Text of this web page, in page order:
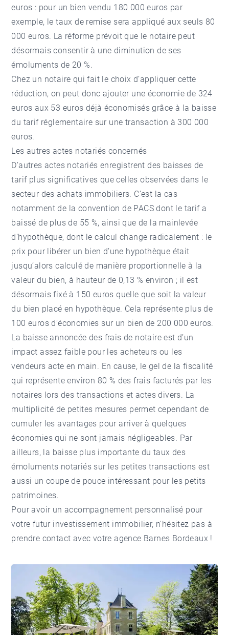
euros : pour un bien vendu 180 000 euros par
exemple, le taux de remise sera appliqué aux seuls 80
000 euros. La réforme prévoit que le notaire peut
désormais consentir à une diminution de ses
émoluments de 20 %.
Chez un notaire qui fait le choix d’appliquer cette
réduction, on peut donc ajouter une économie de 324
euros aux 53 euros déjà économisés grâce à la baisse
du tarif réglementaire sur une transaction à 300 000
euros.
Les autres actes notariés concernés
D’autres actes notariés enregistrent des baisses de
tarif plus significatives que celles observées dans le
secteur des achats immobiliers. C’est la cas
notamment de la convention de PACS dont le tarif a
baissé de plus de 55 %, ainsi que de la mainlevée
d’hypothèque, dont le calcul change radicalement : le
prix pour libérer un bien d’une hypothèque était
jusqu’alors calculé de manière proportionnelle à la
valeur du bien, à hauteur de 0,13 % environ ; il est
désormais fixé à 150 euros quelle que soit la valeur
du bien placé en hypothèque. Cela représente plus de
100 euros d’économies sur un bien de 200 000 euros.
La baisse annoncée des frais de notaire est d’un
impact assez faible pour les acheteurs ou les
vendeurs acte en main. En cause, le gel de la fiscalité
qui représente environ 80 % des frais facturés par les
notaires lors des transactions et actes divers. La
multiplicité de petites mesures permet cependant de
cumuler les avantages pour arriver à quelques
économies qui ne sont jamais négligeables. Par
ailleurs, la baisse plus importante du taux des
émoluments notariés sur les petites transactions est
aussi un coupe de pouce intéressant pour les petits
patrimoines.
Pour avoir un accompagnement personnalisé pour
votre futur investissement immobilier, n'hésitez pas à
prendre contact avec votre agence Barnes Bordeaux !